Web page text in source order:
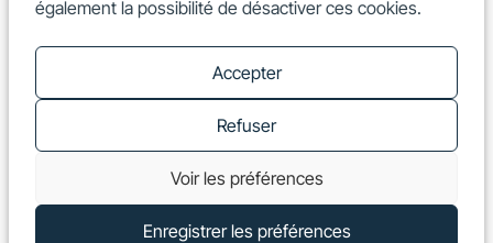
également la possibilité de désactiver ces cookies.
Accepter
Refuser
Voir les préférences
Enregistrer les préférences